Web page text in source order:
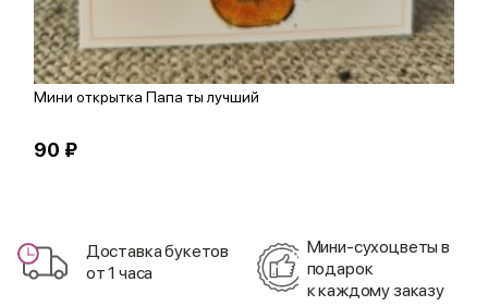
Мини открытка Папа ты лучший
90 ₽
Доставка букетов
от 1 часа
Мини-сухоцветы в
подарок
к каждому заказу